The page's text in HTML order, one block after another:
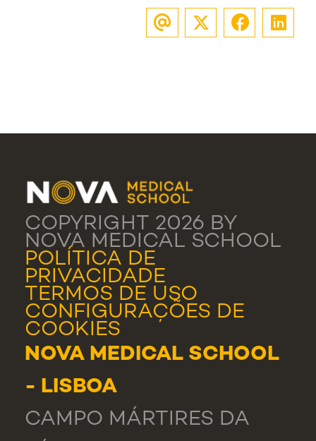
COPYRIGHT 2026 BY
NOVA MEDICAL SCHOOL
POLÍTICA DE
PRIVACIDADE
TERMOS DE USO
CONFIGURAÇÕES DE
COOKIES
NOVA MEDICAL SCHOOL
- LISBOA
CAMPO MÁRTIRES DA